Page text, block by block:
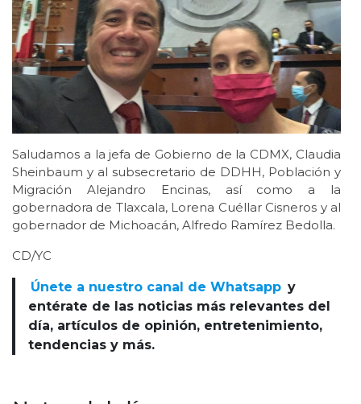
Saludamos a la jefa de Gobierno de la CDMX, Claudia
Sheinbaum y al subsecretario de DDHH, Población y
Migración Alejandro Encinas, así como a la
gobernadora de Tlaxcala, Lorena Cuéllar Cisneros y al
gobernador de Michoacán, Alfredo Ramírez Bedolla.
CD/YC
Únete a nuestro canal de Whatsapp y
entérate de las noticias más relevantes del
día, artículos de opinión, entretenimiento,
tendencias y más.